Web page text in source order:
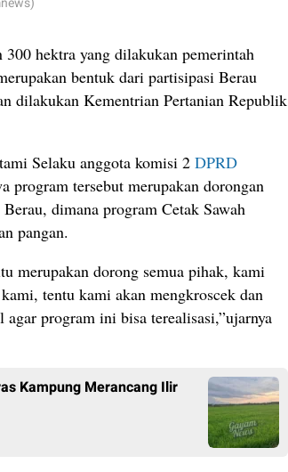
300 hektra yang dilakukan pemerintah
bentuk dari partisipasi Berau
dilakukan Kementrian Pertanian Republik
Selaku anggota komisi 2 DPRD
program tersebut merupakan dorongan
dimana program Cetak Sawah
pangan.
merupakan dorong semua pihak, kami
tentu kami akan mengkroscek dan
agar program ini bisa terealisasi,”ujarnya
Kampung Merancang Ilir